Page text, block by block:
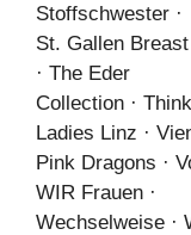
Stoffschwester ·
St. Gallen
· The Eder
Collection ·
Ladies Linz ·
Pink Dragons ·
WIR Frauen ·
Wechselweise ·